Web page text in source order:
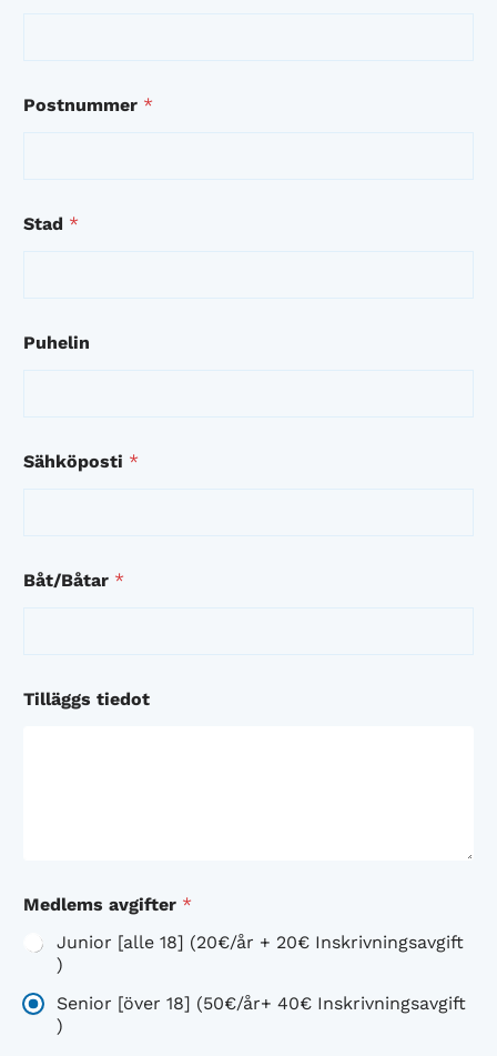
Postnummer *
Stad *
Puhelin
Sähköposti *
Båt/Båtar *
Tilläggs tiedot
Medlems avgifter *
Junior [alle 18] (20€/år + 20€ Inskrivningsavgift
)
Senior [över 18] (50€/år+ 40€ Inskrivningsavgift
)